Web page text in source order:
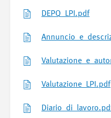
DEPQ_LPI.pdf
Valutazione_LPI.pdf